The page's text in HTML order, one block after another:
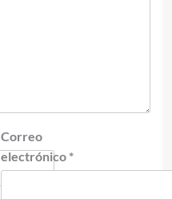
Correo
electrónico *